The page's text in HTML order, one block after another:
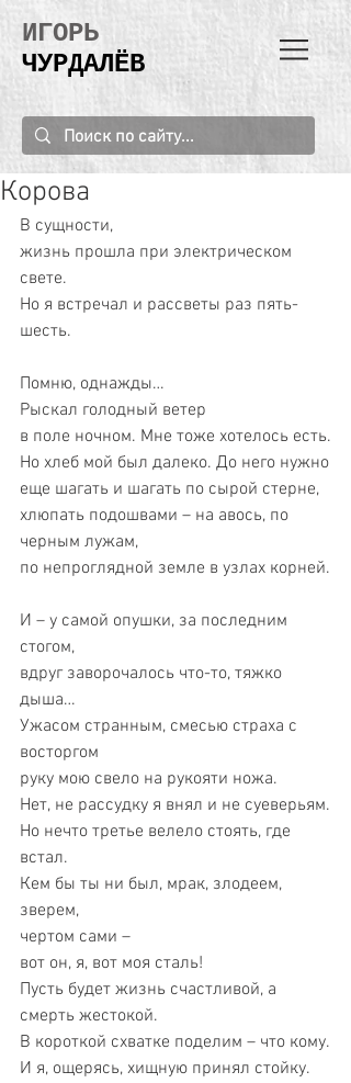
ИГОРЬ
ЧУРДАЛЁВ
Корова
В сущности,
жизнь прошла при электрическом
свете.
Но я встречал и рассветы раз пять-
шесть.
Помню, однажды…
Рыскал голодный ветер
в поле ночном. Мне тоже хотелось есть.
Но хлеб мой был далеко. До него нужно
еще шагать и шагать по сырой стерне,
хлюпать подошвами – на авось, по
черным лужам,
по непроглядной земле в узлах корней.
И – у самой опушки, за последним
стогом,
вдруг заворочалось что-то, тяжко
дыша…
Ужасом странным, смесью страха с
восторгом
руку мою свело на рукояти ножа.
Нет, не рассудку я внял и не суеверьям.
Но нечто третье велело стоять, где
встал.
Кем бы ты ни был, мрак, злодеем,
зверем,
чертом сами –
вот он, я, вот моя сталь!
Пусть будет жизнь счастливой, а
смерть жестокой.
В короткой схватке поделим – что кому.
И я, ощерясь, хищную принял стойку.